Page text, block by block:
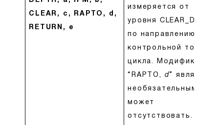
CLEAR, c, RAPTO, d,
RETURN, e
измеряется от
уровня CLEAR_DIST
по направлению к
контрольной точке
цикла. Модификатор
“RAPTO, d” является
необязательным и
может
отсутствовать.